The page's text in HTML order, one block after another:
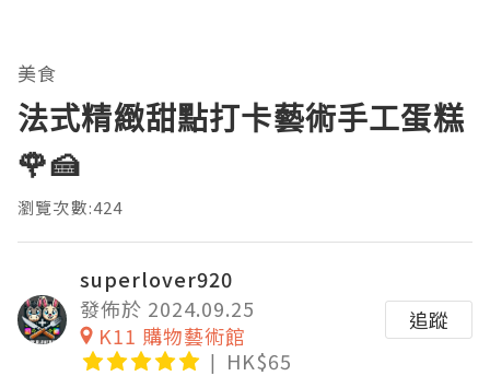
美食
法式精緻甜點打卡藝術手工蛋糕
🌹🍰
瀏覽次數:424
superlover920
發佈於 2024.09.25
K11 購物藝術館
HK$65
追蹤